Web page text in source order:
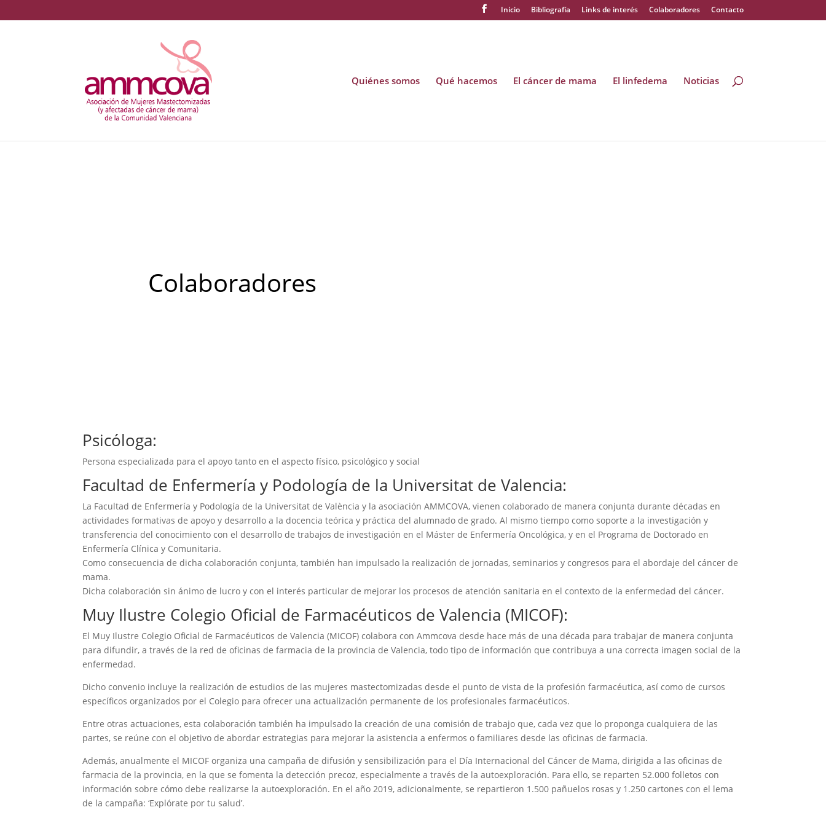
Inicio Bibliografía Links de interés Colaboradores Contacto
Quiénes somos Qué hacemos El cáncer de mama El linfedema Noticias
Colaboradores
Psicóloga:
Persona especializada para el apoyo tanto en el aspecto físico, psicológico y social
Facultad de Enfermería y Podología de la Universitat de Valencia:
La Facultad de Enfermería y Podología de la Universitat de València y la asociación AMMCOVA, vienen colaborado de manera conjunta durante décadas en
actividades formativas de apoyo y desarrollo a la docencia teórica y práctica del alumnado de grado. Al mismo tiempo como soporte a la investigación y
transferencia del conocimiento con el desarrollo de trabajos de investigación en el Máster de Enfermería Oncológica, y en el Programa de Doctorado en
Enfermería Clínica y Comunitaria.
Como consecuencia de dicha colaboración conjunta, también han impulsado la realización de jornadas, seminarios y congresos para el abordaje del cáncer de
mama.
Dicha colaboración sin ánimo de lucro y con el interés particular de mejorar los procesos de atención sanitaria en el contexto de la enfermedad del cáncer.
Muy Ilustre Colegio Oficial de Farmacéuticos de Valencia (MICOF):
El Muy Ilustre Colegio Oficial de Farmacéuticos de Valencia (MICOF) colabora con Ammcova desde hace más de una década para trabajar de manera conjunta
para difundir, a través de la red de oficinas de farmacia de la provincia de Valencia, todo tipo de información que contribuya a una correcta imagen social de la
enfermedad.
Dicho convenio incluye la realización de estudios de las mujeres mastectomizadas desde el punto de vista de la profesión farmacéutica, así como de cursos
específicos organizados por el Colegio para ofrecer una actualización permanente de los profesionales farmacéuticos.
Entre otras actuaciones, esta colaboración también ha impulsado la creación de una comisión de trabajo que, cada vez que lo proponga cualquiera de las
partes, se reúne con el objetivo de abordar estrategias para mejorar la asistencia a enfermos o familiares desde las oficinas de farmacia.
Además, anualmente el MICOF organiza una campaña de difusión y sensibilización para el Día Internacional del Cáncer de Mama, dirigida a las oficinas de
farmacia de la provincia, en la que se fomenta la detección precoz, especialmente a través de la autoexploración. Para ello, se reparten 52.000 folletos con
información sobre cómo debe realizarse la autoexploración. En el año 2019, adicionalmente, se repartieron 1.500 pañuelos rosas y 1.250 cartones con el lema
de la campaña: ‘Explórate por tu salud’.